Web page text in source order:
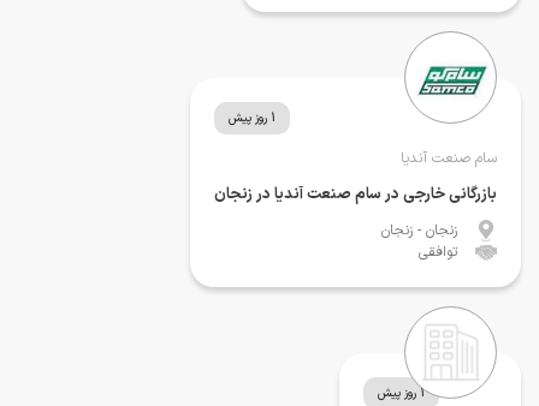
1 روز پیش
سام صنعت آندیا
بازرگانی خارجی در سام صنعت آندیا در زنجان
زنجان - زنجان
توافقی
1 روز پیش